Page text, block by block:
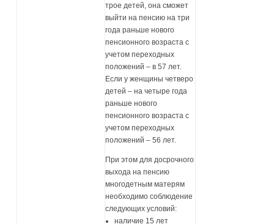
трое детей, она сможет
выйти на пенсию на три
года раньше нового
пенсионного возраста с
учетом переходных
положений – в 57 лет.
Если у женщины четверо
детей – на четыре года
раньше нового
пенсионного возраста с
учетом переходных
положений – 56 лет.
При этом для досрочного
выхода на пенсию
многодетным матерям
необходимо соблюдение
следующих условий:
наличие 15 лет